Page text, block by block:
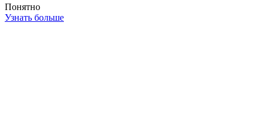
Понятно
Узнать больше